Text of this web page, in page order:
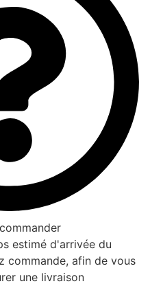
estimé d'arrivée du
commande, afin de vous
une livraison